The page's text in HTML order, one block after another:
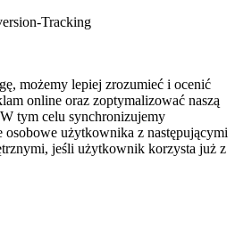
Tracking
możemy lepiej zrozumieć i ocenić
online oraz zoptymalizować naszą
tym celu synchronizujemy
osobowe użytkownika z następującymi
jeśli użytkownik korzysta już z